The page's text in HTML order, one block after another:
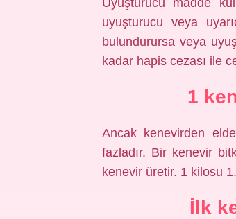
Uyuşturucu madde
uyuşturucu veya
bulundurursa veya
kadar hapis cezası ile
1
Ancak kenevirden
fazladır. Bir kenevir
kenevir üretir. 1 kilosu
İlk